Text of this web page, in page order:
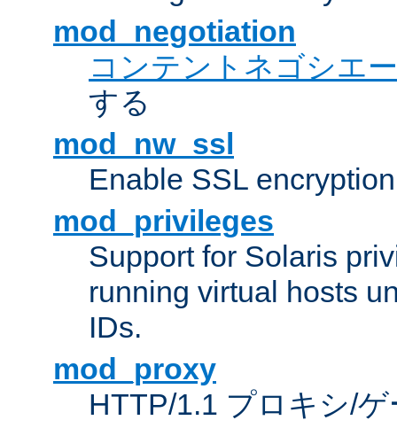
mod_negotiation
コンテントネゴシエ
する
mod_nw_ssl
Enable SSL
mod_privileges
Support for Solaris
running virtual hosts
IDs.
mod_proxy
HTTP/1.1 プロキシ/